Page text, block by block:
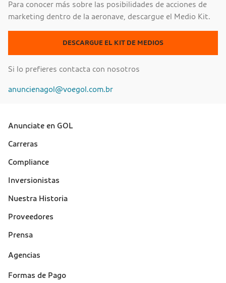
Para conocer más sobre las posibilidades de acciones de
marketing dentro de la aeronave, descargue el Medio Kit.
DESCARGUE EL KIT DE MEDIOS
Si lo prefieres contacta con nosotros
anuncienagol@voegol.com.br
Sobre a Gol (footer)
Anunciate en GOL
Carreras
Compliance
Inversionistas
Nuestra Historia
Proveedores
Prensa
Suporte
Agencias
Formas de Pago